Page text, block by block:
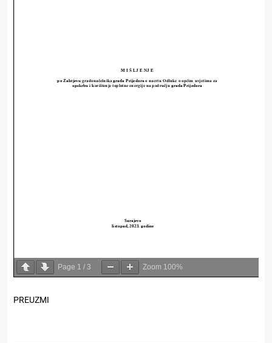
Page 1 / 3 Zoom 100%
PREUZMI